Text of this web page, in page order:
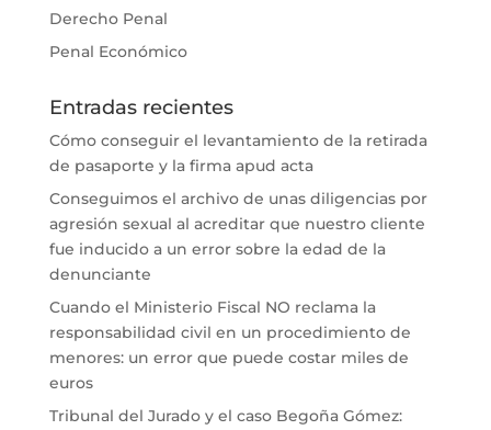
Derecho Penal
Penal Económico
Entradas recientes
Cómo conseguir el levantamiento de la retirada
de pasaporte y la firma apud acta
Conseguimos el archivo de unas diligencias por
agresión sexual al acreditar que nuestro cliente
fue inducido a un error sobre la edad de la
denunciante
Cuando el Ministerio Fiscal NO reclama la
responsabilidad civil en un procedimiento de
menores: un error que puede costar miles de
euros
Tribunal del Jurado y el caso Begoña Gómez: